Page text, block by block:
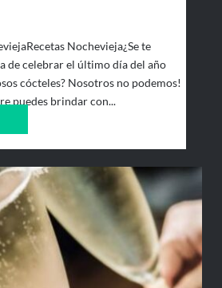
Nochevieja¿Se te
de celebrar el último día del año
cócteles? Nosotros no podemos!
puedes brindar con...